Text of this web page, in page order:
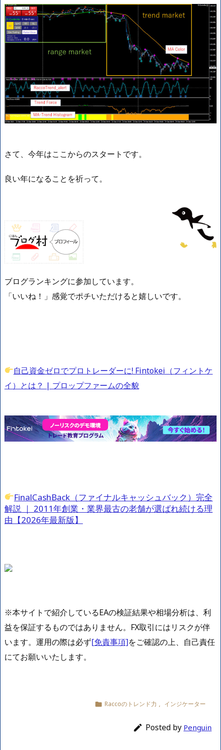
さて、今年はここからのスタートです。
良い年になることを祈って。
ブログランキングに参加しています。
「いいね！」感覚でポチいただけると嬉しいです。
自己資金ゼロでプロトレーダーに! Fintokei（フィントケ
イ）とは？ | プロップファームの全貌
FinalCashBack（ファイナルキャッシュバック）完全
解説 ｜ 2011年創業・業界最古の老舗が選ばれ続ける理
由【2026年最新版】
※本サイトで紹介しているEAの検証結果や相場分析は、利
益を保証するものではありません。FX取引にはリスクが伴
います。運用の際は必ず[免責事項]をご確認の上、自己責任
にてお願いいたします。
 Raccoのトレンド力 , インジケーター
 Posted by Penguin